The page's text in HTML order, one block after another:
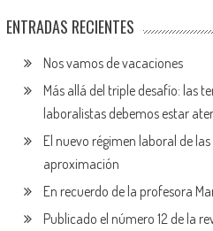
ENTRADAS RECIENTES
Nos vamos de vacaciones
Más allá del triple desafío: las
laboralistas debemos estar
El nuevo régimen laboral de
aproximación
En recuerdo de la profesora
Publicado el número 12 de la